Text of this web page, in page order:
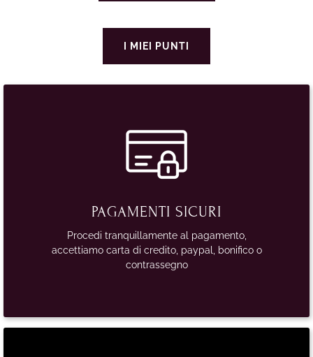
I MIEI PUNTI
PAGAMENTI SICURI
Procedi tranquillamente al pagamento,
accettiamo carta di credito, paypal, bonifico o
contrassegno